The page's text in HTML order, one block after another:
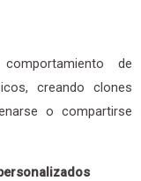
de
creando clones
o compartirse